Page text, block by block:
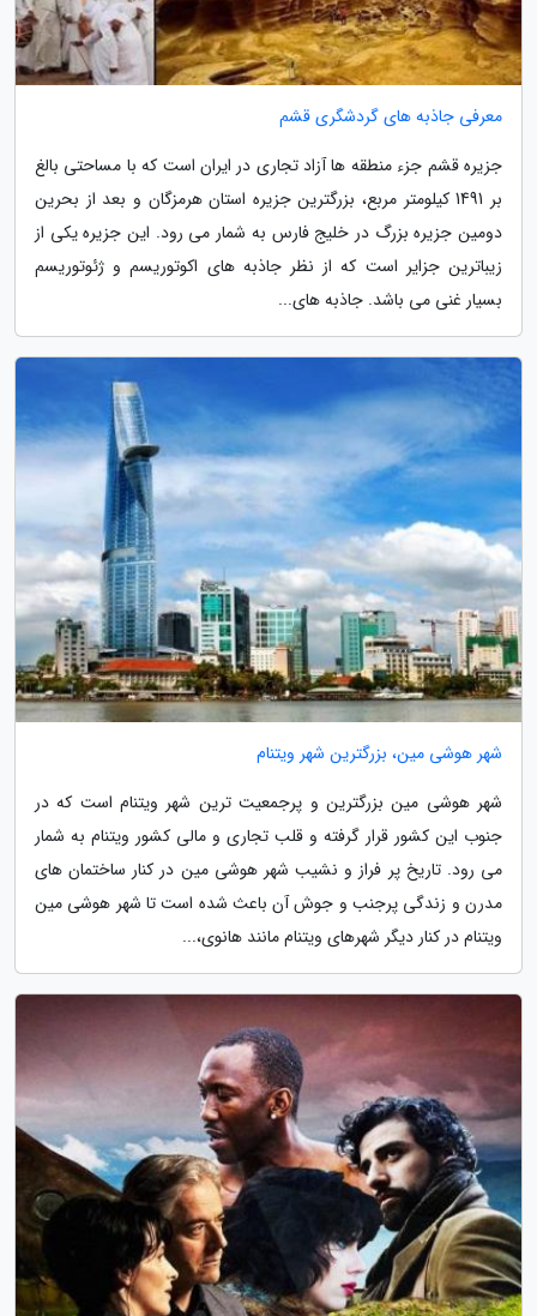
معرفی جاذبه های گردشگری قشم
جزیره قشم جزء منطقه ها آزاد تجاری در ایران است که با مساحتی بالغ
بر 1491 کیلومتر مربع، بزرگترین جزیره استان هرمزگان و بعد از بحرین
دومین جزیره بزرگ در خلیج فارس به شمار می رود. این جزیره یکی از
زیباترین جزایر است که از نظر جاذبه های اکوتوریسم و ژئوتوریسم
بسیار غنی می باشد. جاذبه های...
شهر هوشی مین، بزرگترین شهر ویتنام
شهر هوشی مین بزرگترین و پرجمعیت ترین شهر ویتنام است که در
جنوب این کشور قرار گرفته و قلب تجاری و مالی کشور ویتنام به شمار
می رود. تاریخ پر فراز و نشیب شهر هوشی مین در کنار ساختمان های
مدرن و زندگی پرجنب و جوش آن باعث شده است تا شهر هوشی مین
ویتنام در کنار دیگر شهرهای ویتنام مانند هانوی،...